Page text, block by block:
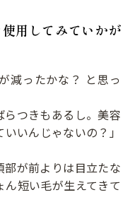
用してみていかが
減ったかな？ と思っ
つきもあるし。美容
いんじゃないの？」
が前よりは目立たな
短い毛が生えてきて